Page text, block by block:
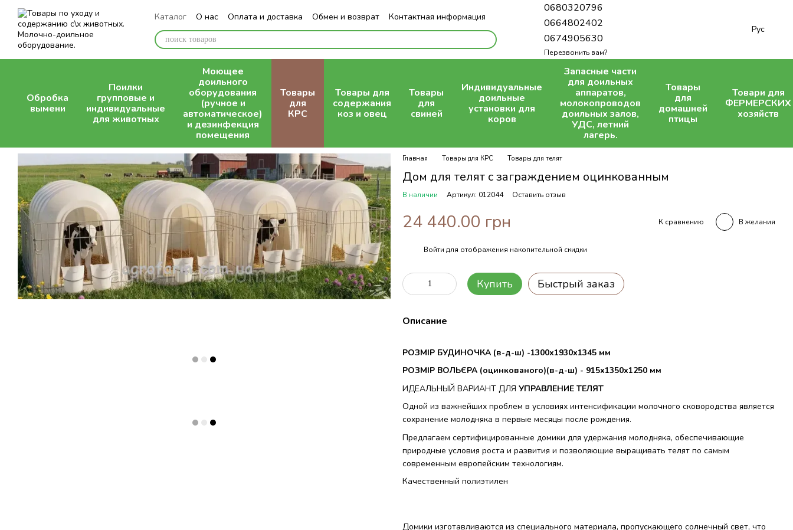
Перейти к основному контенту
Каталог О нас Оплата и доставка Обмен и возврат
Контактная информация
Блог
0680320796
0664802402
0674905630
Перезвонить вам?
Рус
Обробка
вымени
Поилки
групповые и
индивидуальные
для животных
Моющее
доильного
оборудования
(ручное и
автоматическое)
и дезинфекция
помещения
Товары
для
КРС
Товары для
содержания
коз и овец
Товары
для
свиней
Индивидуальные
доильные
установки для
коров
Запасные части
для доильных
аппаратов,
молокопроводов
доильных залов,
УДС, летний
лагерь.
Товары
для
домашней
птицы
Товари для
ФЕРМЕРСКИХ
хозяйств
Главная Товары для КРС Товары для телят
Дом для телят с заграждением оцинкованным
В наличии Артикул: 012044 Оставить отзыв
24 440.00 грн К сравнению В желания
Войти для отображения накопительной скидки
Купить Быстрый заказ
Описание
РОЗМІР БУДИНОЧКА (в-д-ш) -1300х1930х1345 мм
РОЗМІР ВОЛЬЄРА (оцинкованого)(в-д-ш) - 915х1350х1250 мм
ИДЕАЛЬНЫЙ ВАРИАНТ ДЛЯ УПРАВЛЕНИЕ ТЕЛЯТ
Одной из важнейших проблем в условиях интенсификации молочного сковородства является
сохранение молодняка в первые месяцы после рождения.
Предлагаем сертифицированные домики для удержания молодняка, обеспечивающие
природные условия роста и развития и позволяющие выращивать телят по самым
современным европейским технологиям.
Качественный полиэтилен
Домики изготавливаются из специального материала, пропускающего солнечный свет, что